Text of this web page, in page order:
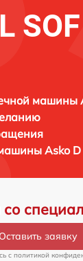
машины
Asko
Оставить заявку
c политикой